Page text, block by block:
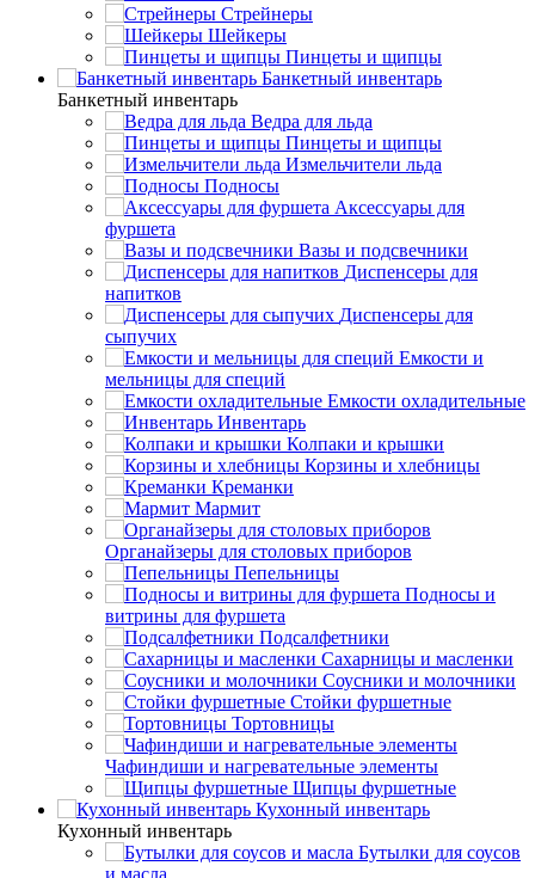
Стрейнеры
Шейкеры
Пинцеты и щипцы
Банкетный инвентарь
Банкетный инвентарь
Ведра для льда
Пинцеты и щипцы
Измельчители льда
Подносы
Аксессуары для
фуршета
Вазы и подсвечники
Диспенсеры для
напитков
Диспенсеры для
сыпучих
Емкости и
мельницы для специй
Емкости охладительные
Инвентарь
Колпаки и крышки
Корзины и хлебницы
Креманки
Мармит
Органайзеры для столовых приборов
Пепельницы
Подносы и
витрины для фуршета
Подсалфетники
Сахарницы и масленки
Соусники и молочники
Стойки фуршетные
Тортовницы
Чафиндиши и нагревательные элементы
Щипцы фуршетные
Кухонный инвентарь
Кухонный инвентарь
Бутылки для соусов
и масла